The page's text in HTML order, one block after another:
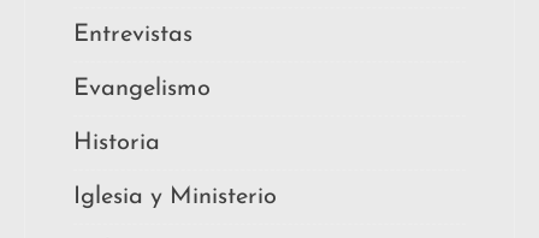
Entrevistas
Evangelismo
Historia
Iglesia y Ministerio